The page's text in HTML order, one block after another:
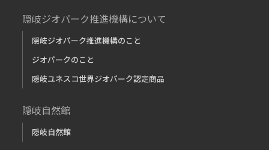
隠岐ジオパーク推進機構について
隠岐ジオパーク推進機構のこと
ジオパークのこと
隠岐ユネスコ世界ジオパーク認定商品
隠岐自然館
隠岐自然館